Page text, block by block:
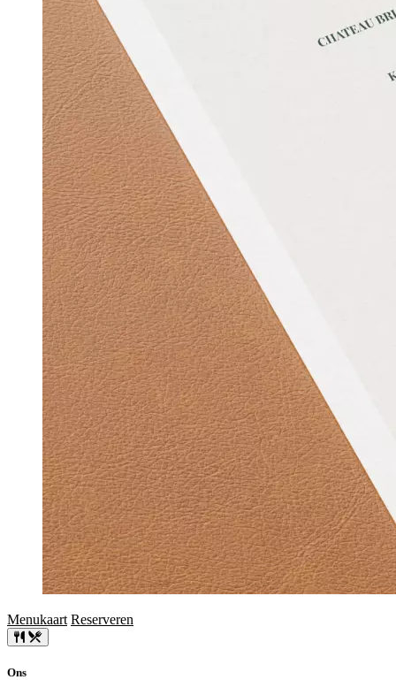
Menukaart Reserveren
Ons